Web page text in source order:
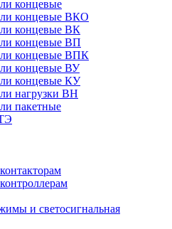
концевые
концевые ВКО
концевые ВК
концевые ВП
концевые ВПК
концевые ВУ
концевые КУ
нагрузки ВН
пакетные
и светосигнальная